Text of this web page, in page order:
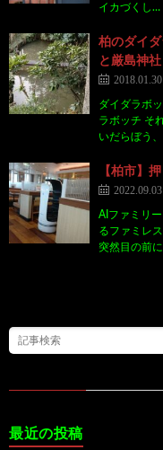
イカづくし…
柏のダイ
と厳島神社
2018.01.30
ダイダラボ
ラボッチ そ
いだらぼう
【柏市】
2022.09.03
AIファミリ
るファミレ
突然目の前
最近の投稿